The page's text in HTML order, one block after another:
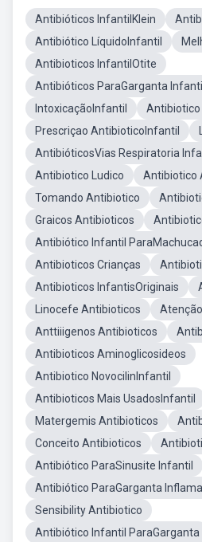
Antibióticos InfantilKlein
Antibiótico LíquidoInfantil
Antibioticos InfantilOtite
Antibióticos ParaGarganta Infantil
IntoxicaçãoInfantil
Prescriçao AntibioticoInfantil
AntibióticosVias Respiratoria
Antibiotico Ludico
Antibiotico
Tomando Antibiotico
Graicos Antibioticos
Antibiótico Infantil
Antibioticos Crianças
Antibioticos InfantisOriginais
Linocefe Antibioticos
Anttiiigenos Antibioticos
Antibioticos Aminoglicosideos
Antibiotico NovocilinInfantil
Antibioticos Mais UsadosInfantil
Matergemis Antibioticos
Conceito Antibioticos
Antibiótico ParaSinusite Infantil
Antibiótico ParaGarganta
Sensibility Antibiotico
Antibiótico Infantil ParaGarganta